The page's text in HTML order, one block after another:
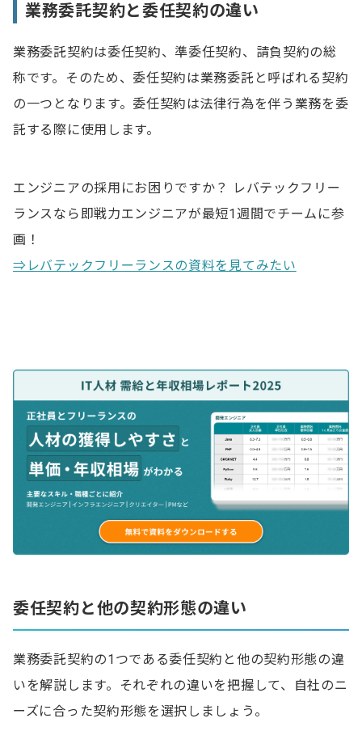
業務委託契約と委任契約の違い
業務委託契約は委任契約、準委任契約、請負契約の総
称です。そのため、委任契約は業務委託と呼ばれる契約
の一つとなります。委任契約は法律行為を伴う業務を委
託する際に使用します。
エンジニアの採用にお困りですか？ レバテックフリー
ランスなら即戦力エンジニアが最短1週間でチームに参
画！
⇒レバテックフリーランスの資料を見てみたい
委任契約と他の契約形態の違い
業務委託契約の1つである委任契約と他の契約形態の違
いを解説します。それぞれの違いを把握して、自社のニ
ーズに合った契約形態を選択しましょう。